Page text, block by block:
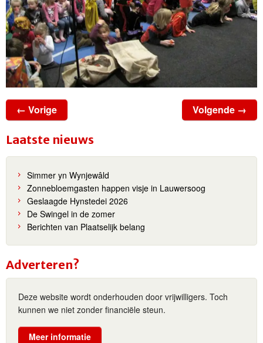
← Vorige Volgende →
Laatste nieuws
Simmer yn Wynjewâld
Zonnebloemgasten happen visje in Lauwersoog
Geslaagde Hynstedei 2026
De Swingel in de zomer
Berichten van Plaatselijk belang
Adverteren?
Deze website wordt onderhouden door vrijwilligers. Toch
kunnen we niet zonder financiële steun.
Meer informatie